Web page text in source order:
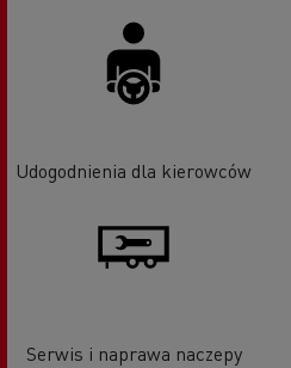
Udogodnienia dla kierowców
Serwis i naprawa naczepy